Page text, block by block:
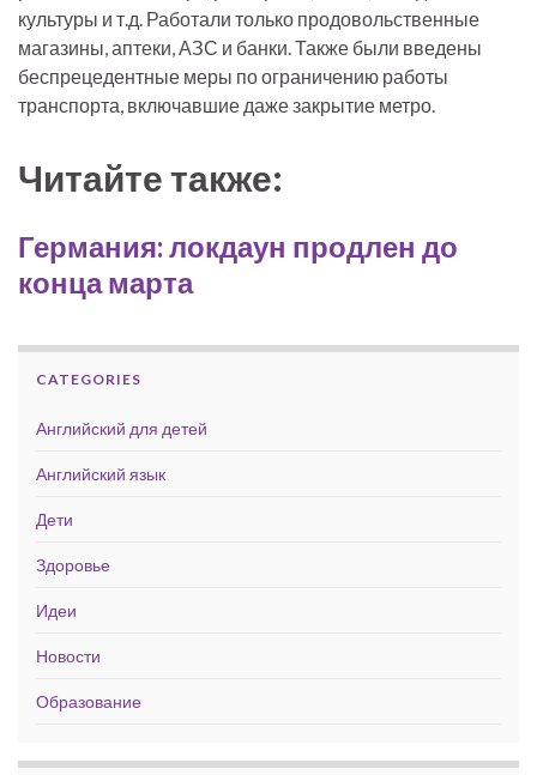
культуры и т.д. Работали только продовольственные
магазины, аптеки, АЗС и банки. Также были введены
беспрецедентные меры по ограничению работы
транспорта, включавшие даже закрытие метро.
Читайте также:
Германия: локдаун продлен до
конца марта
CATEGORIES
Английский для детей
Английский язык
Дети
Здоровье
Идеи
Новости
Образование